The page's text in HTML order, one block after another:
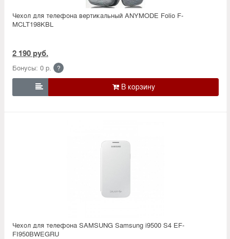
Чехол для телефона вертикальный ANYMODE Folio F-
MCLT198KBL
2 190 руб.
Бонусы: 0 р. ?

Чехол для телефона SAMSUNG Samsung i9500 S4 EF-
FI950BWEGRU